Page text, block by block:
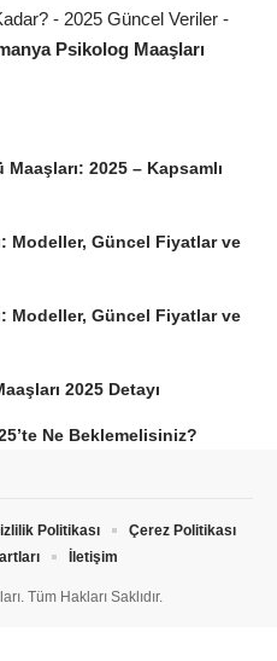
- 2025 Güncel Veriler -
Psikolog Maaşları
2025 – Kapsamlı
Modeller, Güncel Fiyatlar ve
Modeller, Güncel Fiyatlar ve
2025 Detayı
Ne Beklemelisiniz?
Tüm Hakları Saklıdır.
Politikası
Çerez Politikası
İletişim